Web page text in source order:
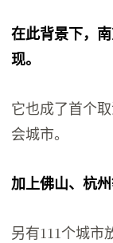
在此背景下，
现。
它也成了首个
会城市。
加上佛山、杭
另有111个城市